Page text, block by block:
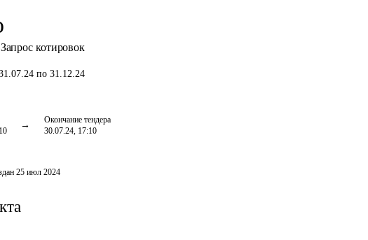
Запрос котировок
по 31.12.24
Окончание тендера
30.07.24, 17:10
25 июл 2024